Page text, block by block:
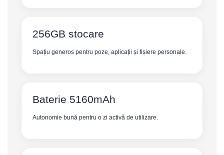
256GB stocare
Spațiu generos pentru poze, aplicații și fișiere personale.
Baterie 5160mAh
Autonomie bună pentru o zi activă de utilizare.